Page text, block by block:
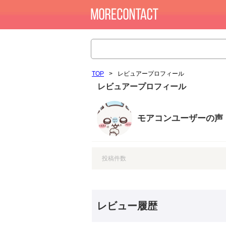
TOP > レビュアープロフィール
レビュアープロフィール
モアコンユーザーの声
投稿件数
レビュー履歴